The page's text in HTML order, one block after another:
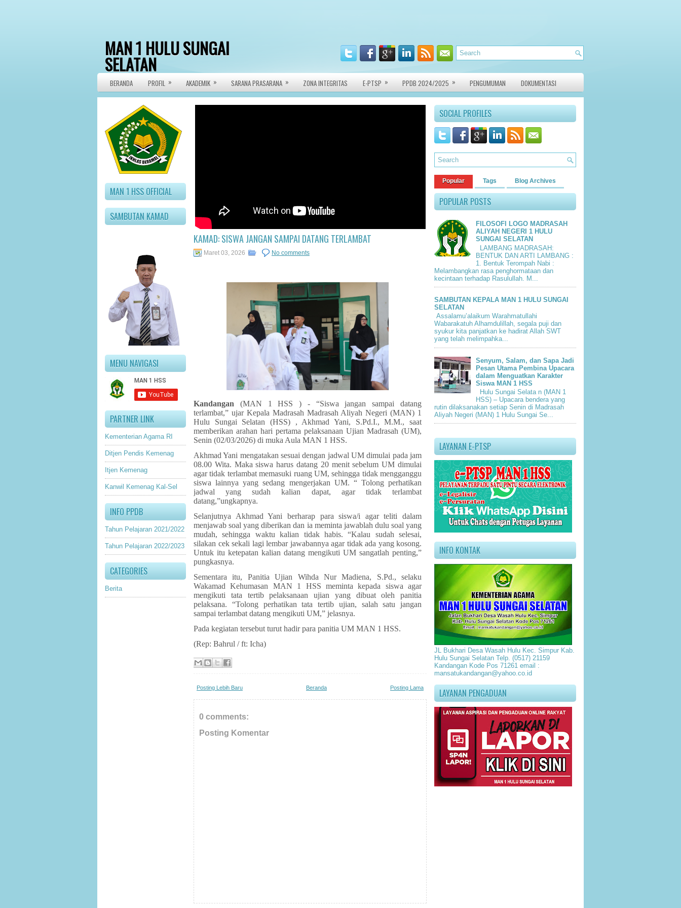
MAN 1 HULU SUNGAI
SELATAN
>Official Website
BERANDA PROFIL » AKADEMIK » SARANA PRASARANA » ZONA INTEGRITAS E-PTSP » PPDB 2024/2025 » PENGUMUMAN DOKUMENTASI
MAN 1 HSS OFFICIAL
SAMBUTAN KAMAD
MENU NAVIGASI
PARTNER LINK
Kementerian Agama RI
Ditjen Pendis Kemenag
Itjen Kemenag
Kanwil Kemenag Kal-Sel
INFO PPDB
Tahun Pelajaran 2021/2022
Tahun Pelajaran 2022/2023
CATEGORIES
Berita
KAMAD: SISWA JANGAN SAMPAI DATANG TERLAMBAT
Maret 03, 2026 No comments
Kandangan (MAN 1 HSS ) - “Siswa jangan sampai datang
terlambat,” ujar Kepala Madrasah Madrasah Aliyah Negeri (MAN) 1
Hulu Sungai Selatan (HSS) , Akhmad Yani, S.Pd.I., M.M., saat
memberikan arahan hari pertama pelaksanaan Ujian Madrasah (UM),
Senin (02/03/2026) di muka Aula MAN 1 HSS.
Akhmad Yani mengatakan sesuai dengan jadwal UM dimulai pada jam
08.00 Wita. Maka siswa harus datang 20 menit sebelum UM dimulai
agar tidak terlambat memasuki ruang UM, sehingga tidak mengganggu
siswa lainnya yang sedang mengerjakan UM. “ Tolong perhatikan
jadwal yang sudah kalian dapat, agar tidak terlambat
datang,”ungkapnya.
Selanjutnya Akhmad Yani berharap para siswa/i agar teliti dalam
menjawab soal yang diberikan dan ia meminta jawablah dulu soal yang
mudah, sehingga waktu kalian tidak habis.
“Kalau sudah selesai,
silakan cek sekali lagi lembar jawabannya agar tidak ada yang kosong.
Untuk itu ketepatan kalian datang mengikuti UM sangatlah penting,”
pungkasnya.
Sementara itu, Panitia Ujian Wihda Nur Madiena, S.Pd., selaku
Wakamad Kehumasan MAN 1 HSS meminta kepada siswa agar
mengikuti tata tertib pelaksanaan ujian yang dibuat oleh panitia
pelaksana. “Tolong perhatikan tata tertib ujian, salah satu jangan
sampai terlambat datang mengikuti UM,” jelasnya.
Pada kegiatan tersebut turut hadir para panitia UM MAN 1 HSS.
(Rep: Bahrul / ft: Icha)
Posting Lebih Baru Posting Lama
Beranda
0 comments:
Posting Komentar
SOCIAL PROFILES
Popular Tags Blog Archives
POPULAR POSTS
FILOSOFI LOGO MADRASAH
ALIYAH NEGERI 1 HULU
SUNGAI SELATAN
LAMBANG MADRASAH:
BENTUK DAN ARTI LAMBANG :
1. Bentuk Terompah Nabi :
Melambangkan rasa penghormataan dan
kecintaan terhadap Rasulullah. M...
SAMBUTAN KEPALA MAN 1 HULU SUNGAI
SELATAN
Assalamu’alaikum Warahmatullahi
Wabarakatuh Alhamdulillah, segala puji dan
syukur kita panjatkan ke hadirat Allah SWT
yang telah melimpahka...
Senyum, Salam, dan Sapa Jadi
Pesan Utama Pembina Upacara
dalam Menguatkan Karakter
Siswa MAN 1 HSS
Hulu Sungai Selata n (MAN 1
HSS) – Upacara bendera yang
rutin dilaksanakan setiap Senin di Madrasah
Aliyah Negeri (MAN) 1 Hulu Sungai Se...
LAYANAN E-PTSP
INFO KONTAK
JL Bukhari Desa Wasah Hulu Kec. Simpur Kab.
Hulu Sungai Selatan Telp. (0517) 21159
Kandangan Kode Pos 71261 email :
mansatukandangan@yahoo.co.id
LAYANAN PENGADUAN